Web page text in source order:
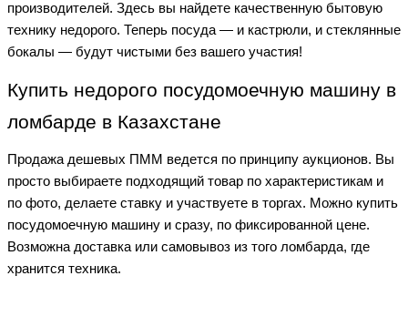
производителей. Здесь вы найдете качественную бытовую
технику недорого. Теперь посуда — и кастрюли, и стеклянные
бокалы — будут чистыми без вашего участия!
Купить недорого посудомоечную машину в
ломбарде в Казахстане
Продажа дешевых ПММ ведется по принципу аукционов. Вы
просто выбираете подходящий товар по характеристикам и
по фото, делаете ставку и участвуете в торгах. Можно купить
посудомоечную машину и сразу, по фиксированной цене.
Возможна доставка или самовывоз из того ломбарда, где
хранится техника.